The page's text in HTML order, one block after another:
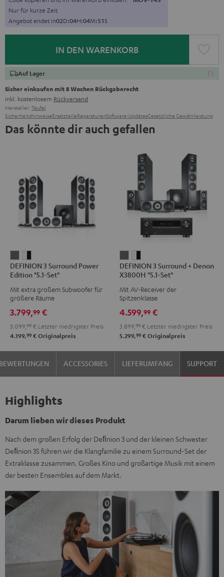
Nur für kurze Zeit
Angebot endet in02D:04H:04M:50S
IN DEN WARENKORB
Auf Lager
Sicher einkaufen mit 8 Wochen Rückgaberecht
inkl. kostenlosem Rückversand
Hersteller: Teufel
SicherheitshinweiseErsatzteileReparaturenSoftware-UpdatesGesetzliche Gewährleistung
Das könnte dir auch gefallen
3
Surround
Power
"5.1-
Set"
Anthrazit
3
Surround
Power
"5.1-
Set"
Weiß
/
Schwarz
DEFINION 3 Surround Power
Edition "5.1-Set"
Mit extra großem Subwoofer für
größere Räume
3.799,99 €
3.099, 99 € Letzter niedrigster Preis
4.199,99 € Originalpreis
3
Surround
+
X3800H
"5.1-
Set"
Anthrazit
3
Surround
+
X3800H
"5.1-
Set"
Weiß
/
Schwarz
DEFINION 3 Surround + Denon
X3800H "5.1-Set"
Mit AV-Receiver der
Spitzenklasse
4.599,99 €
3.899, 99 € Letzter niedrigster Preis
5.299,99 € Originalpreis
ACCESSORIES LIEFERUMFANG SUPPORT
Highlights
Darum lieben wir dieses Produkt
Nach dem großen Erfolg der Deﬁnion 3 und der kleinen Schwester
Deﬁnion 3S führen wir die Klangfamilie zu einem Surround-Set der
Extraklasse zusammen. Großes Kino und großartige Musik mit einem
der besten Ensembles auf dem Markt.